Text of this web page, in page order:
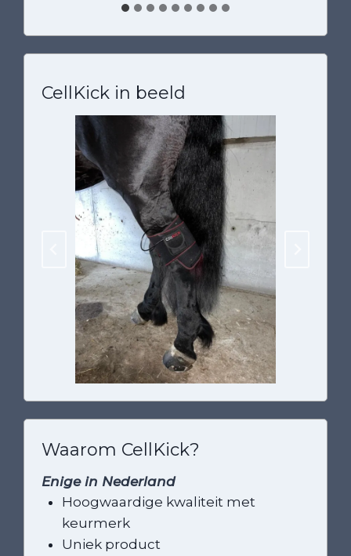
CellKick in beeld
Waarom CellKick?
Enige in Nederland
Hoogwaardige kwaliteit met
keurmerk
Uniek product